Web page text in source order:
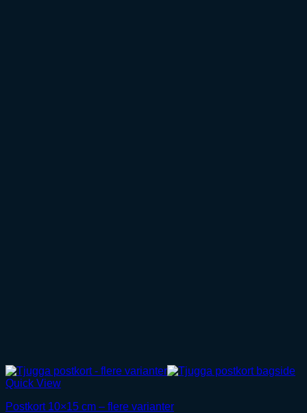
Quick View
Postkort 10×15 cm – flere varianter